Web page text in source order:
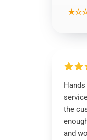
the
and